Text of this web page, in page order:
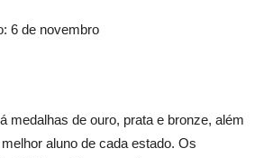
6 de novembro
medalhas de ouro, prata e bronze, além
aluno de cada estado. Os